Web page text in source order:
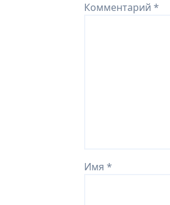
Комментарий *
Имя *